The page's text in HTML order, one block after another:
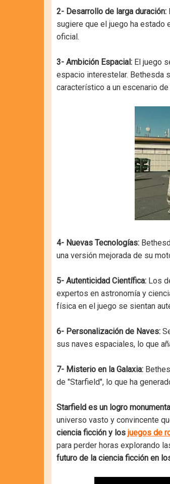
2- Desarrollo de larga duración:
sugiere que el juego ha estado
oficial.
3- Ambición Espacial: El juego
espacio interestelar. Bethesda
característico a un escenario
4- Nuevas Tecnologías:
una versión mejorada de su
5- Autenticidad Científica: Los
expertos en astronomía y
física en el juego se sientan
6- Personalización de Naves:
sus naves espaciales, lo que
7- Misterio en la Galaxia:
de "Starfield", lo que ha
Starfield es un logro
universo vasto y convincente
ciencia ficción y los juegos de
para perder horas explorando
futuro de la ciencia ficción en